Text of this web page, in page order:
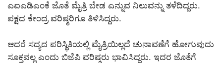
ಎಐಎಡಿಎಂಕೆ ಜೊತೆ ಮೈತ್ರಿ ಬೇಡ ಎನ್ನುವ ನಿಲುವನ್ನು ತಳೆದಿದ್ದರು.
ಪಕ್ಷದ ಕೇಂದ್ರ ವರಿಷ್ಠರಿಗೂ ತಿಳಿಸಿದ್ದರು.
ಆದರೆ ಸದ್ಯದ ಪರಿಸ್ಥಿತಿಯಲ್ಲಿ ಮೈತ್ರಿಯಿಲ್ಲದೆ ಚುನಾವಣೆಗೆ ಹೋಗುವುದು
ಸೂಕ್ತವಲ್ಲ ಎಂದು ಬಿಜೆಪಿ ವರಿಷ್ಠರು ಭಾವಿಸಿದ್ದರು. ಇದರ ಜೊತೆಗೆ